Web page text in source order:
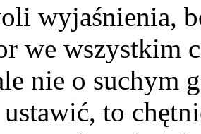
wyjaśnienia,
we wszystkim
nie o suchym
to